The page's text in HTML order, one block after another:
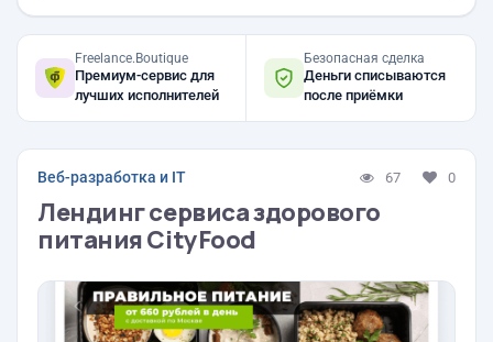
Freelance.Boutique
Премиум-сервис для
лучших исполнителей
Безопасная сделка
Деньги списываются
после приёмки
Веб-разработка и IT 67 0
Лендинг сервиса здорового
питания CityFood